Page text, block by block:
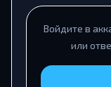
Войдите в
или